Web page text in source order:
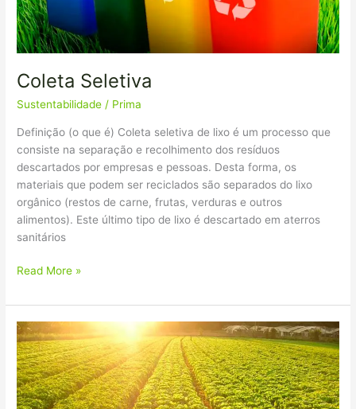
Coleta Seletiva
Sustentabilidade / Prima
Definição (o que é) Coleta seletiva de lixo é um processo que
consiste na separação e recolhimento dos resíduos
descartados por empresas e pessoas. Desta forma, os
materiais que podem ser reciclados são separados do lixo
orgânico (restos de carne, frutas, verduras e outros
alimentos). Este último tipo de lixo é descartado em aterros
sanitários
Read More »
Agricultura
Sustentável